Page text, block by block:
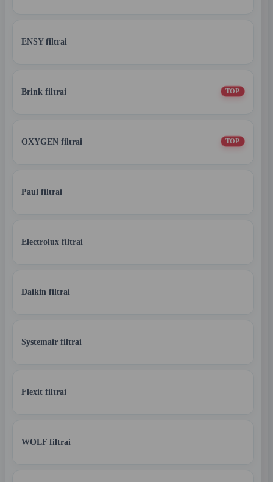
ENSY filtrai
Brink filtrai TOP
OXYGEN filtrai TOP
Paul filtrai
Electrolux filtrai
Daikin filtrai
Systemair filtrai
Flexit filtrai
WOLF filtrai